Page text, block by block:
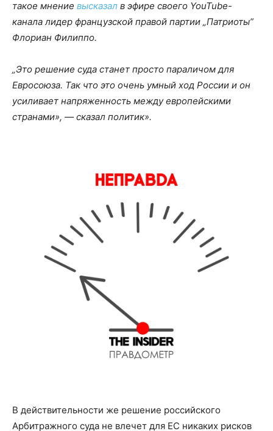
такое мнение высказал в эфире своего YouTube-
канала лидер французской правой партии „Патриоты”
Флориан Филиппо.
„Это решение суда станет просто параличом для
Евросоюза. Так что это очень умный ход России и он
усиливает напряженность между европейскими
странами», — сказал политик».
В действительности же решение российского
Арбитражного суда не влечет для ЕС никаких рисков